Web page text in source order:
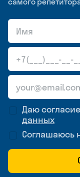
Даю
данных
Соглашаюсь